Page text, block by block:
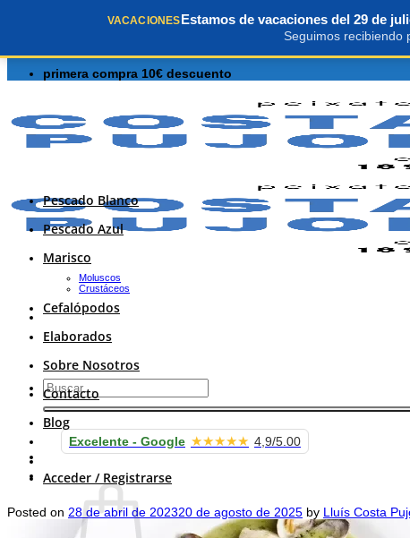
VACACIONESEstamos de vacaciones del 29 de
Seguimos recibiendo
primera compra 10€ descuento
primera compra 10€ descuento
Buscar
por:
Excelente - Google ★★★★★ 4,9/5.00
Carrito / 0.00€
Pescado Blanco
Pescado Azul
Marisco
Moluscos
Crustáceos
Cefalópodos
Elaborados
Sobre Nosotros
Contacto
Blog
Acceder / Registrarse
Posted on 28 de abril de 202320 de agosto de 2025 by Lluís Costa